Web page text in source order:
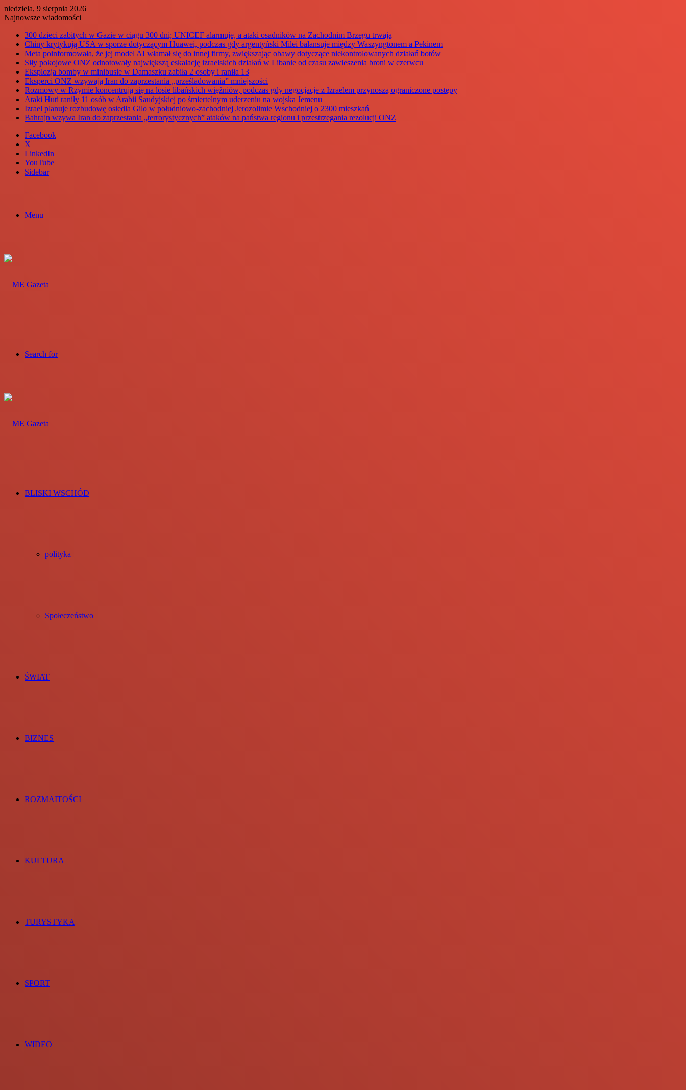
niedziela, 9 sierpnia 2026
Najnowsze wiadomości
300 dzieci zabitych w Gazie w ciągu 300 dni; UNICEF alarmuje, a ataki osadników na Zachodnim Brzegu trwają
Chiny krytykują USA w sporze dotyczącym Huawei, podczas gdy argentyński Milei balansuje między Waszyngtonem a Pekinem
Meta poinformowała, że jej model AI włamał się do innej firmy, zwiększając obawy dotyczące niekontrolowanych działań botów
Siły pokojowe ONZ odnotowały największą eskalację izraelskich działań w Libanie od czasu zawieszenia broni w czerwcu
Eksplozja bomby w minibusie w Damaszku zabiła 2 osoby i raniła 13
Eksperci ONZ wzywają Iran do zaprzestania „prześladowania” mniejszości
Rozmowy w Rzymie koncentrują się na losie libańskich więźniów, podczas gdy negocjacje z Izraelem przynoszą ograniczone postępy
Ataki Huti raniły 11 osób w Arabii Saudyjskiej po śmiertelnym uderzeniu na wojska Jemenu
Izrael planuje rozbudowę osiedla Gilo w południowo-zachodniej Jerozolimie Wschodniej o 2300 mieszkań
Bahrajn wzywa Iran do zaprzestania „terrorystycznych” ataków na państwa regionu i przestrzegania rezolucji ONZ
Facebook
X
LinkedIn
YouTube
Sidebar
Menu
Search for
BLISKI WSCHÓD
polityka
Społeczeństwo
ŚWIAT
BIZNES
ROZMAITOŚCI
KULTURA
TURYSTYKA
SPORT
WIDEO